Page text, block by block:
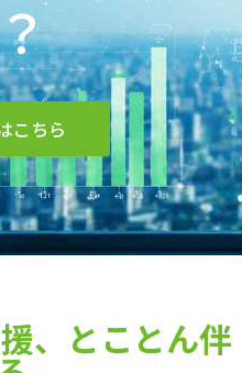
こちら
、とことん伴